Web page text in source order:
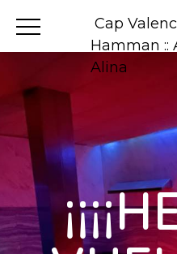
Cap
Hamman ::
Alina